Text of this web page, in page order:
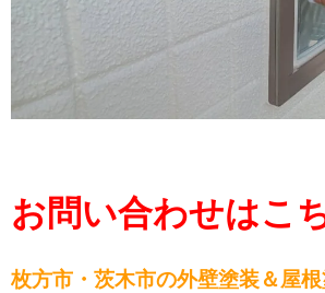
お問い合わせはこ
枚方市・茨木市の外壁塗装＆屋